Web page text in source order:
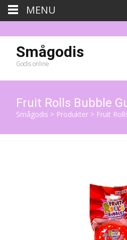
Smågodis
Godis online
Fruit Rolls Bubble
Smågodis > Produkter > Fruit
MENU